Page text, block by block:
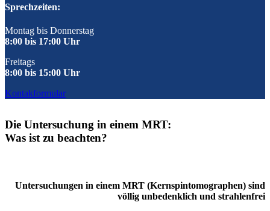
Sprechzeiten:
Mon­tag bis Don­ners­tag
8:00 bis 17:00 Uhr
Frei­tags
8:00 bis 15:00 Uhr
Kon­tak­for­mu­lar
Die Unter­su­chung in einem MRT:
Was ist zu beachten?
Unter­su­chun­gen in einem MRT (Kern­­spin­­tomo­­graphen) sind
völ­lig unbe­denk­lich und strah­len­frei